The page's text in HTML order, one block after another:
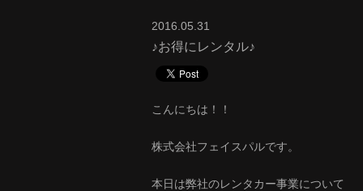
2016.05.31
♪お得にレンタル♪
こんにちは！！
株式会社フェイスパルです。
本日は弊社のレンタカー事業について